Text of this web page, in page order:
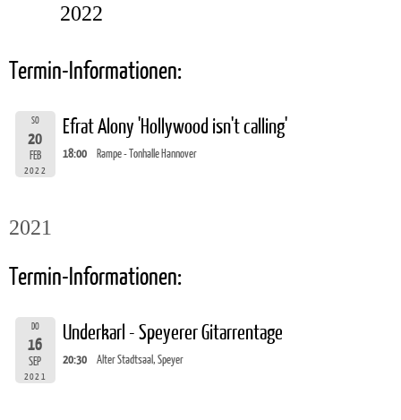
2022
Termin-Informationen:
SO
20
FEB
2022
Efrat Alony 'Hollywood isn't calling'
18:00 Rampe - Tonhalle Hannover
2021
Termin-Informationen:
DO
16
SEP
2021
Underkarl - Speyerer Gitarrentage
20:30 Alter Stadtsaal, Speyer